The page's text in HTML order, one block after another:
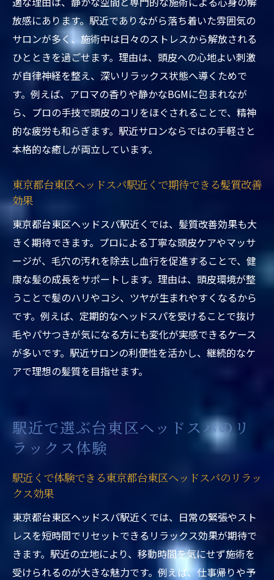
が効果的な理由
東京都台東区ヘッドスパ駅近くで継続利用
時の注意点とは
東京都台東区ヘッドスパ駅近くの長期利用
で期待できる効果
東京都台東区ヘッドスパ駅近くで毎月利用
した体験談紹介
東京都台東区ヘッドスパ駅近くで毎月施術
口コミからわかる東京都台東区ヘッドスパ事情
支持される理由
東京都台東区ヘッドスパ駅近くで実感でき
る口コミ評価の傾向
東京都台東区ヘッドスパ駅近くで口コミか
ら選ぶおすすめポイント
東京都台東区ヘッドスパ駅近くの口コミで
多い施術満足例
東京都台東区ヘッドスパ駅近くで口コミが
語る失敗しない選び方
活用する方法
ストレス解消に最適な駅近ヘッドスパの活用法
東京都台東区ヘッドスパ駅近くでストレス
を和らげる方法
ットするコツ
東京都台東区ヘッドスパ駅近くのストレス
解消施術とは
東京都台東区ヘッドスパ駅近くで効率的に
放感にあります。駅近でありながら落ち着いた雰囲気の
サロンが多く、施術中は日々のストレスから解放される
ひとときを過ごせます。理由は、頭皮への心地よい刺激
が自律神経を整え、深いリラックス状態へ導くためで
す。例えば、アロマの香りや静かなBGMに包まれなが
ら、プロの手技で頭皮のコリをほぐされることで、精神
的な疲労も和らぎます。駅近サロンならではの手軽さと
本格的な癒しが両立しています。
東京都台東区ヘッドスパ駅近くで期待できる髪質改善
効果
東京都台東区ヘッドスパ駅近くでは、髪質改善効果も大
きく期待できます。プロによる丁寧な頭皮ケアやマッサ
ージが、毛穴の汚れを除去し血行を促進することで、健
康な髪の成長をサポートします。理由は、頭皮環境が整
うことで髪のハリやコシ、ツヤが生まれやすくなるから
です。例えば、定期的なヘッドスパを受けることで抜け
毛やパサつきが気になる方にも変化が実感できるケース
が多いです。駅近サロンの利便性を活かし、継続的なケ
アで理想の髪質を目指せます。
駅近で選ぶ台東区ヘッドスパのリ
ラックス体験
駅近くで体験できる東京都台東区ヘッドスパのリラッ
クス効果
東京都台東区ヘッドスパ駅近くでは、日常の緊張やスト
レスを短時間でリセットできるリラックス効果が期待で
きます。駅近の立地により、移動時間を気にせず施術を
受けられるのが大きな魅力です。例えば、仕事帰りや予